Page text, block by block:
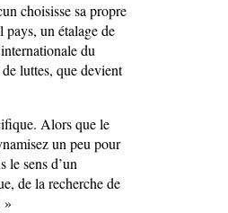
choisisse sa propre
pays, un étalage de
du
luttes, que devient
Alors que le
un peu pour
le sens d’un
de la recherche de
»